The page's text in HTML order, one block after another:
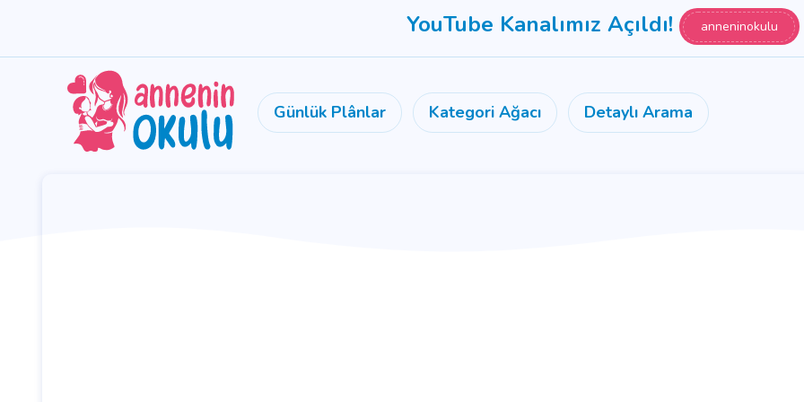
YouTube Kanalımız Açıldı! anneninokulu
Günlük Plânlar Kategori Ağacı Detaylı Arama